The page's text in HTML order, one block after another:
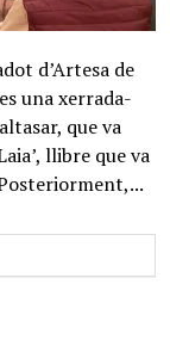
d’Artesa de
una xerrada-
que va
llibre que va